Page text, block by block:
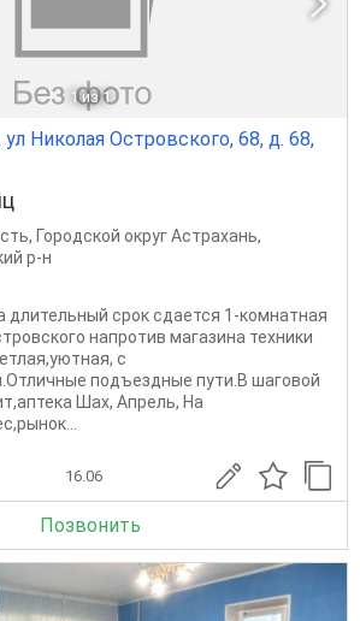
1 из 1
Николая Островского, 68, д. 68,
, Городской округ Астрахань,
р-н
длительный срок сдается 1-комнатная
напротив магазина техники
с
подъездные пути.В шаговой
Шах, Апрель, На
16.06
Позвонить